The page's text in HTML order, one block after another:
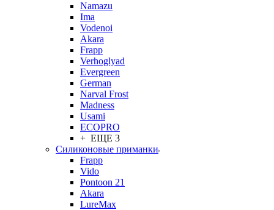
Namazu
Ima
Vodenoi
Akara
Frapp
Verhoglyad
Evergreen
German
Narval Frost
Madness
Usami
ECOPRO
+ ЕЩЕ 3
Силиконовые приманки
Frapp
Vido
Pontoon 21
Akara
LureMax